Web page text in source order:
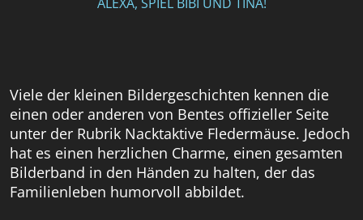
Viele der kleinen Bildergeschichten kennen die
einen oder anderen von Bentes offizieller Seite
unter der Rubrik Nacktaktive Fledermäuse. Jedoch
hat es einen herzlichen Charme, einen gesamten
Bilderband in den Händen zu halten, der das
Familienleben humorvoll abbildet.